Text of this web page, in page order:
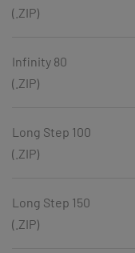
(.ZIP)
Infinity 80
(.ZIP)
Long Step 100
(.ZIP)
Long Step 150
(.ZIP)